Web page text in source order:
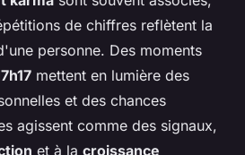
de chiffres reflètent la
personne. Des moments
mettent en lumière des
et des chances
agissent comme des signaux,
et à la croissance